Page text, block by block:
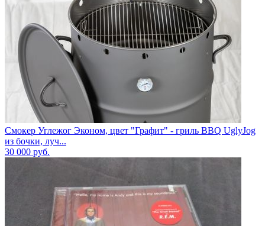
Смокер Углежог Эконом, цвет "Графит" - гриль BBQ UglyJog
из бочки, луч...
30 000 руб.